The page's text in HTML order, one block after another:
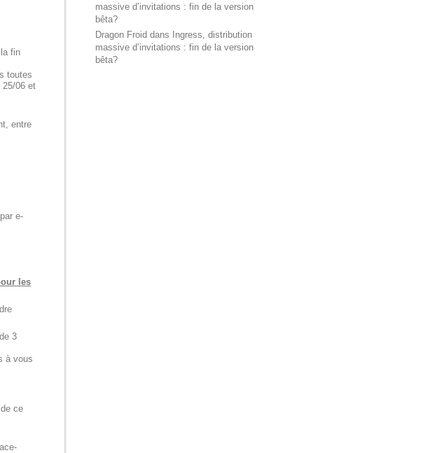
fin
toutes
25/06 et
entre
e-
les
3
à vous
ce
massive d’invitations : fin de la version
bêta?
Dragon Froid dans Ingress, distribution
massive d’invitations : fin de la version
bêta?